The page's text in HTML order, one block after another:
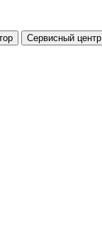
Сервисный центр